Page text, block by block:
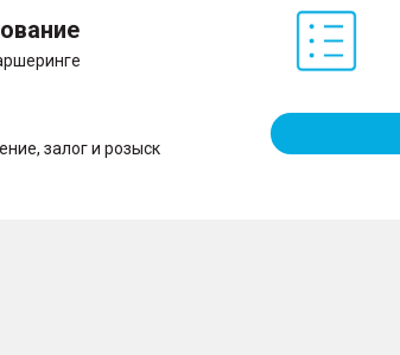
залог и розыск